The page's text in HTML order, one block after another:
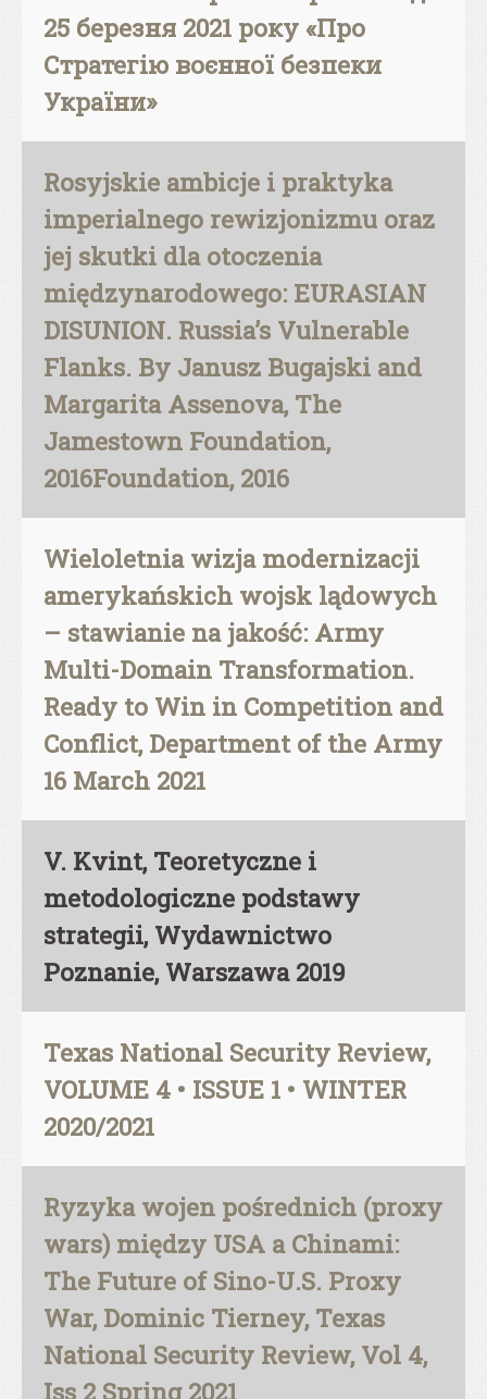
25 березня 2021 року «Про
Стратегію воєнної безпеки
України»
Rosyjskie ambicje i praktyka
imperialnego rewizjonizmu oraz
jej skutki dla otoczenia
międzynarodowego: EURASIAN
DISUNION. Russia’s Vulnerable
Flanks. By Janusz Bugajski and
Margarita Assenova, The
Jamestown Foundation,
2016Foundation, 2016
Wieloletnia wizja modernizacji
amerykańskich wojsk lądowych
– stawianie na jakość: Army
Multi-Domain Transformation.
Ready to Win in Competition and
Conflict, Department of the Army
16 March 2021
V. Kvint, Teoretyczne i
metodologiczne podstawy
strategii, Wydawnictwo
Poznanie, Warszawa 2019
Texas National Security Review,
VOLUME 4 • ISSUE 1 • WINTER
2020/2021
Ryzyka wojen pośrednich (proxy
wars) między USA a Chinami:
The Future of Sino-U.S. Proxy
War, Dominic Tierney, Texas
National Security Review, Vol 4,
Iss 2 Spring 2021